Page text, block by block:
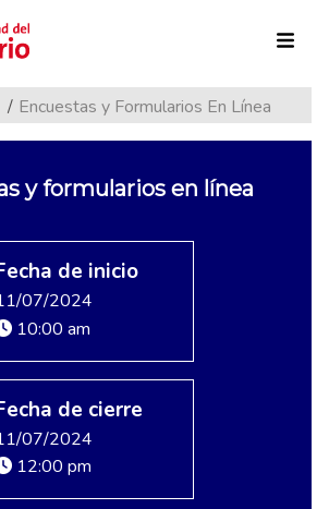
Encuestas y Formularios En Línea
y formularios en línea
de inicio
07/2024
10:00 am
de cierre
07/2024
12:00 pm